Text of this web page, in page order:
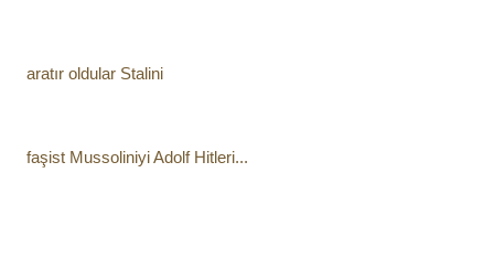
aratır oldular Stalini
faşist Mussoliniyi Adolf Hitleri...